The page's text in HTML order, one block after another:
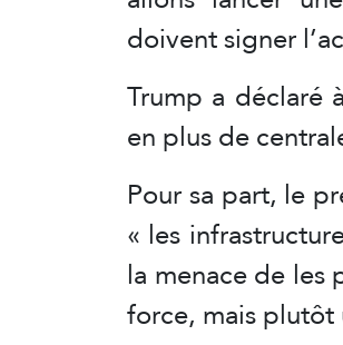
doivent signer
Trump a déclaré
en plus de
Pour sa part, le
« les
la menace de les
force, mais plutôt